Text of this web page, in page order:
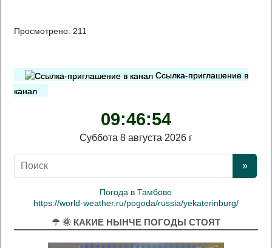
Просмотрено:211
Ссылка-приглашение в
канал
09:46:55
Суббота 8 августа 2026 г
Погода в Тамбове
https://world-weather.ru/pogoda/russia/yekaterinburg/
☂ 🌞 КАКИЕ НЫНЧЕ ПОГОДЫ СТОЯТ